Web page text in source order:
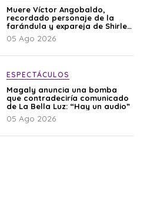
Muere Víctor Angobaldo,
recordado personaje de la
farándula y expareja de Shirley
Cherres
05 Ago 2026
ESPECTÁCULOS
Magaly anuncia una bomba
que contradeciría comunicado
de La Bella Luz: “Hay un audio”
05 Ago 2026